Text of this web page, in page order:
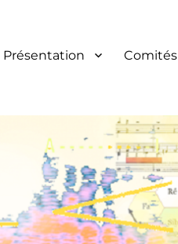
Présentation Comités